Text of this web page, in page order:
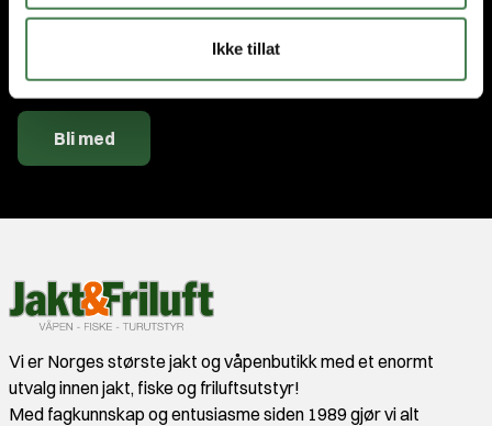
Ikke tillat
Bli med
Vi er Norges største jakt og våpenbutikk med et enormt
utvalg innen jakt, fiske og friluftsutstyr!
Med fagkunnskap og entusiasme siden 1989 gjør vi alt